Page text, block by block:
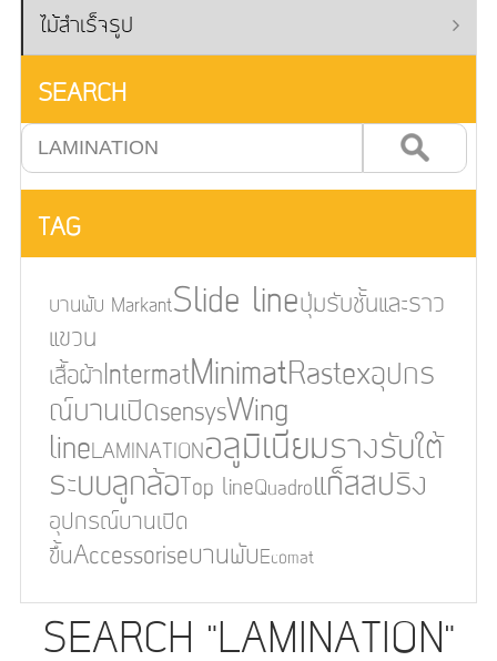
ไม้สำเร็จรูป
SEARCH
TAG
บานพับ MarkantSlide lineปุ่มรับชั้นและราว
แขวน
เสื้อผ้า Intermat MinimatRastexอุปกร
ณ์บานเปิดsensysWing
line LAMINATIONอลูมิเนียมรางรับใต้
ระบบลูกล้อ Top lineQuadroแก็สสปริง
อุปกรณ์บานเปิด
ขึ้นAccessoriseบานพับ Ecomat
SEARCH "LAMINATION"